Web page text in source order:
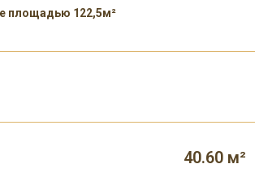
площадью 122,5м²
40.60 м²